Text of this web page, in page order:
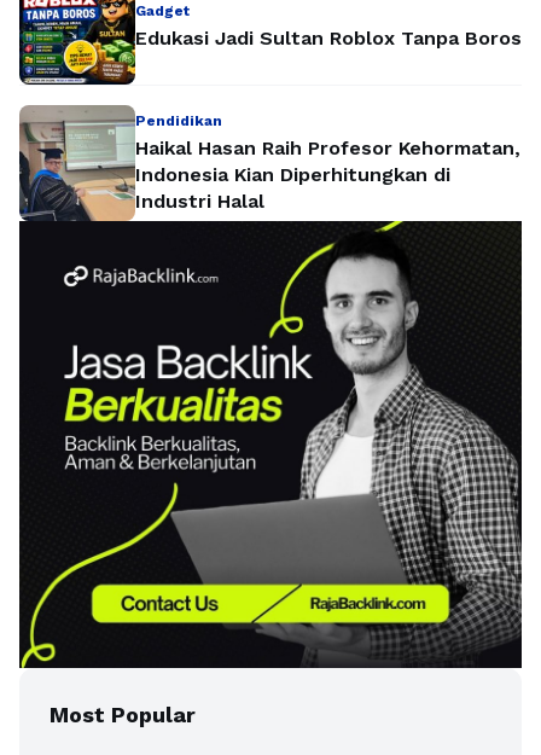
Gadget
Edukasi Jadi Sultan Roblox Tanpa Boros
Pendidikan
Haikal Hasan Raih Profesor Kehormatan,
Indonesia Kian Diperhitungkan di
Industri Halal
Most Popular